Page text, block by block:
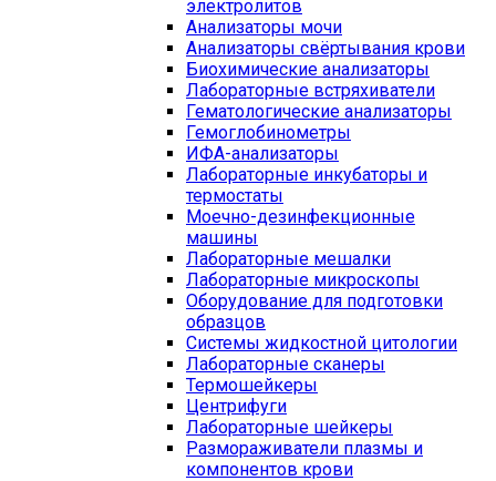
электролитов
Анализаторы мочи
Анализаторы свёртывания крови
Биохимические анализаторы
Лабораторные встряхиватели
Гематологические анализаторы
Гемоглобинометры
ИФА-анализаторы
Лабораторные инкубаторы и
термостаты
Моечно-дезинфекционные
машины
Лабораторные мешалки
Лабораторные микроскопы
Оборудование для подготовки
образцов
Системы жидкостной цитологии
Лабораторные сканеры
Термошейкеры
Центрифуги
Лабораторные шейкеры
Размораживатели плазмы и
компонентов крови